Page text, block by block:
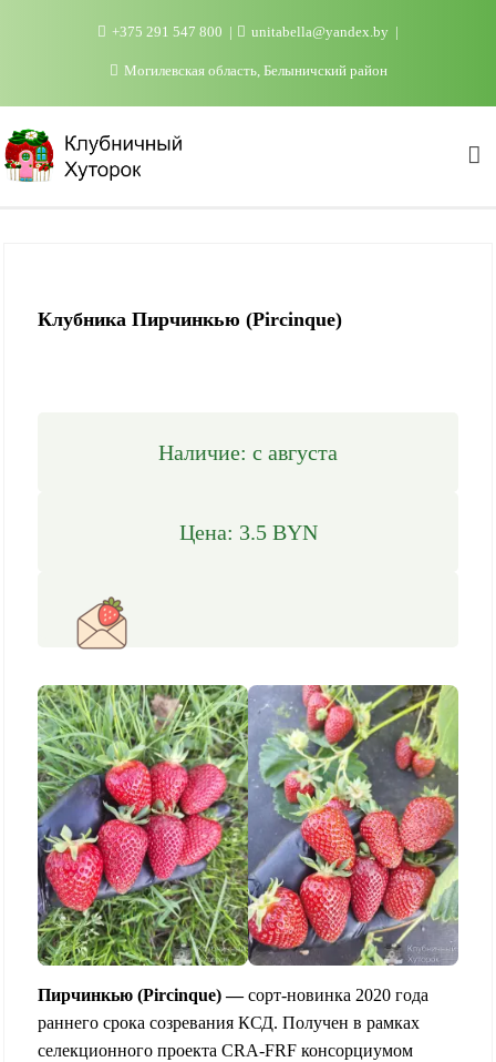
+375 291 547 800 unitabella@yandex.by
Могилевская область, Белыничский район
Клубника Пирчинкью (Pircinque)
Наличие: с августа
Цена: 3.5 BYN
Пирчинкью (Pircinque) —сорт-новинка 2020 года
раннего срока созревания КСД. Получен в рамках
селекционного проекта CRA-FRF консорциумом